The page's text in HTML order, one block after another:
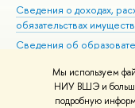
Мы используем
НИУ ВШЭ и
подробную
Сведения о доходах,
обязательствах
Сведения об
Людям с ограниченными
Единая платежная